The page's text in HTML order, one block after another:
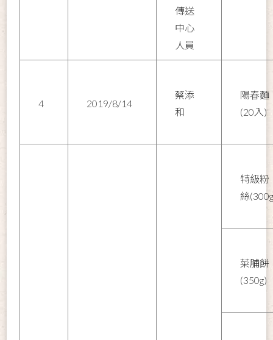
傳送
中心
人員
4 2019/8/14
蔡添
和
陽春麵
(20入)
特級粉
絲
菜脯餅
(350g)